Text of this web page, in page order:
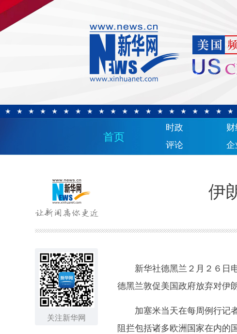
首页
时政 财
评论
企
伊
关注新华网
新华社德黑兰２月２６日
德黑兰敦促美国政府放弃对伊
加塞米当天在每周例行记者
阻拦包括诸多欧洲国家在内的